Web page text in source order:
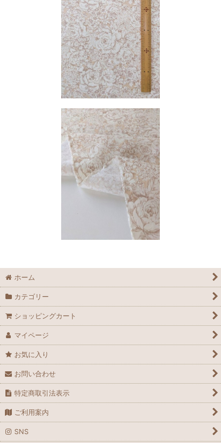
ホーム
カテゴリー
ショッピングカート
マイページ
お気に入り
お問い合わせ
特定商取引法表示
ご利用案内
SNS